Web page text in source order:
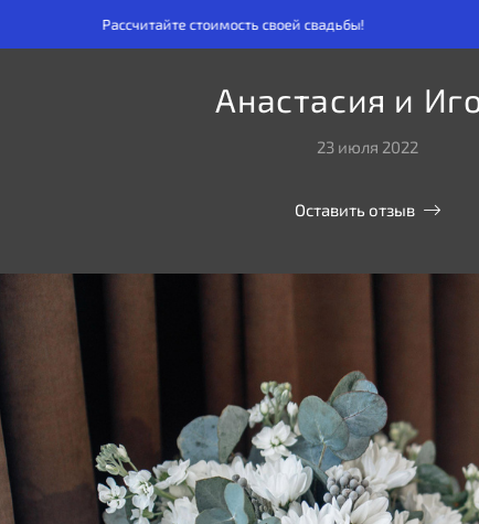
Анастасия и
23 июля 2022
Оставить отзыв
Рассчитайте стоимость своей свадьбы!